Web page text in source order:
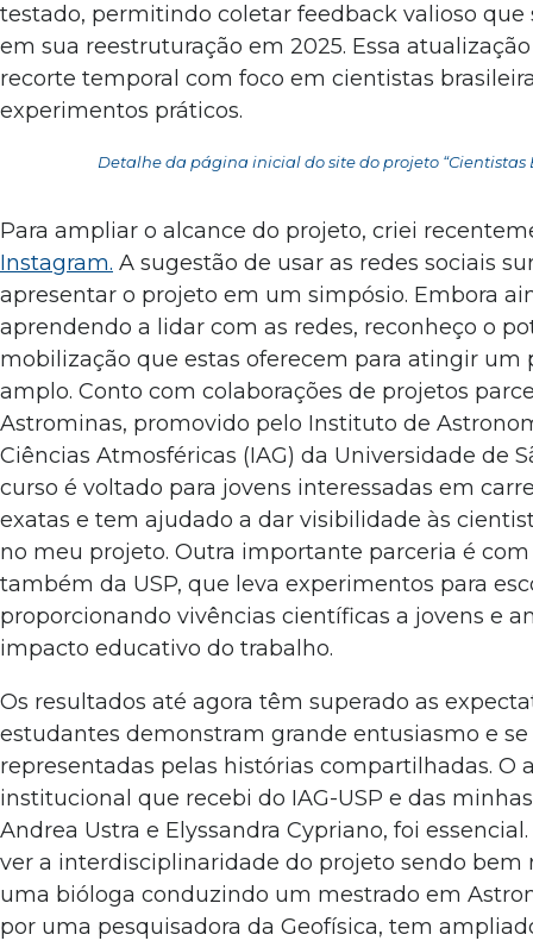
testado, permitindo coletar feedback valioso que
em sua reestruturação em 2025. Essa
recorte temporal com foco em cientistas
experimentos práticos.
Detalhe da página inicial do site do projeto “Cientistas
Para ampliar o alcance do projeto, criei
Instagram. A sugestão de usar as redes sociais
apresentar o projeto em um simpósio. Embora
aprendendo a lidar com as redes, reconheço o
mobilização que estas oferecem para atingir um
amplo. Conto com colaborações de projetos
Astrominas, promovido pelo Instituto de
Ciências Atmosféricas (IAG) da Universidade de
curso é voltado para jovens interessadas em
exatas e tem ajudado a dar visibilidade às
no meu projeto. Outra importante parceria é
também da USP, que leva experimentos para
proporcionando vivências científicas a jovens e
impacto educativo do trabalho.
Os resultados até agora têm superado as
estudantes demonstram grande entusiasmo e
representadas pelas histórias compartilhadas. O
institucional que recebi do IAG-USP e das
Andrea Ustra e Elyssandra Cypriano, foi
ver a interdisciplinaridade do projeto sendo bem
uma bióloga conduzindo um mestrado em
por uma pesquisadora da Geofísica, tem